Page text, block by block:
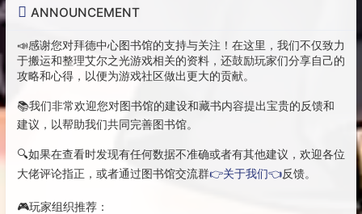
ANNOUNCEMENT
📣感谢您对拜德中心图书馆的支持与关注！在这里，我们不仅致力
于搬运和整理艾尔之光游戏相关的资料，还鼓励玩家们分享自己的
攻略和心得，以便为游戏社区做出更大的贡献。
📚我们非常欢迎您对图书馆的建设和藏书内容提出宝贵的反馈和
建议，以帮助我们共同完善图书馆。
🔍如果在查看时发现有任何数据不准确或者有其他建议，欢迎各位
大佬评论指正，或者通过图书馆交流群👉关于我们👈反馈。
🎮玩家组织推荐：